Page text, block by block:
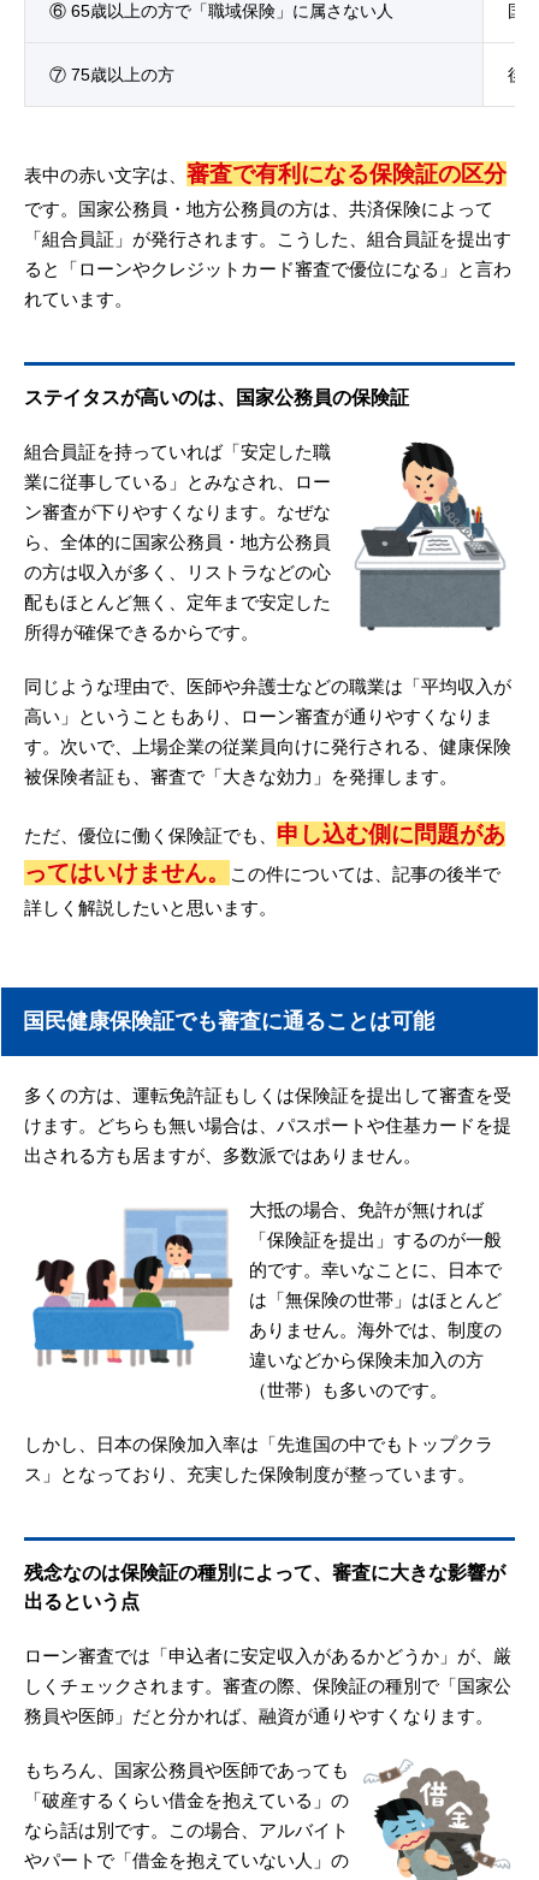
⑥ 65歳以上の方で「職域保険」に属さない人 国
⑦ 75歳以上の方 後
表中の赤い文字は、 審査で有利になる保険証の区分
です。国家公務員・地方公務員の方は、共済保険によって
「組合員証」が発行されます。こうした、組合員証を提出す
ると「ローンやクレジットカード審査で優位になる」と言わ
れています。
ステイタスが高いのは、国家公務員の保険証
組合員証を持っていれば「安定した職
業に従事している」とみなされ、ロー
ン審査が下りやすくなります。なぜな
ら、全体的に国家公務員・地方公務員
の方は収入が多く、リストラなどの心
配もほとんど無く、定年まで安定した
所得が確保できるからです。
同じような理由で、医師や弁護士などの職業は「平均収入が
高い」ということもあり、ローン審査が通りやすくなりま
す。次いで、上場企業の従業員向けに発行される、健康保険
被保険者証も、審査で「大きな効力」を発揮します。
ただ、優位に働く保険証でも、 申し込む側に問題があ
ってはいけません。
この件については、記事の後半で
詳しく解説したいと思います。
国民健康保険証でも審査に通ることは可能
多くの方は、運転免許証もしくは保険証を提出して審査を受
けます。どちらも無い場合は、パスポートや住基カードを提
出される方も居ますが、多数派ではありません。
大抵の場合、免許が無ければ
「保険証を提出」するのが一般
的です。幸いなことに、日本で
は「無保険の世帯」はほとんど
ありません。海外では、制度の
違いなどから保険未加入の方
（世帯）も多いのです。
しかし、日本の保険加入率は「先進国の中でもトップクラ
ス」となっており、充実した保険制度が整っています。
残念なのは保険証の種別によって、審査に大きな影響が
出るという点
ローン審査では「申込者に安定収入があるかどうか」が、厳
しくチェックされます。審査の際、保険証の種別で「国家公
務員や医師」だと分かれば、融資が通りやすくなります。
もちろん、国家公務員や医師であっても
「破産するくらい借金を抱えている」の
なら話は別です。この場合、アルバイト
やパートで「借金を抱えていない人」の